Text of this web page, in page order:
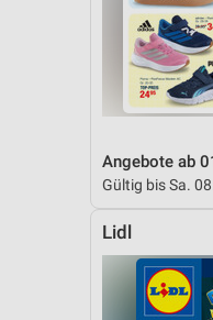
Angebote ab
Gültig bis Sa.
Lidl